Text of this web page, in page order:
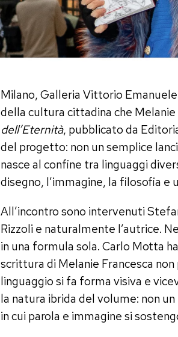
Milano, Galleria Vittorio
della cultura cittadina che
dell’Eternità, pubblicato da
del progetto: non un semplice
nasce al confine tra linguaggi
disegno, l’immagine, la filosofia
All’incontro sono intervenuti
Rizzoli e naturalmente l’autrice.
in una formula sola. Carlo Motta
scrittura di Melanie Francesca
linguaggio si fa forma visiva e
la natura ibrida del volume: non
in cui parola e immagine si